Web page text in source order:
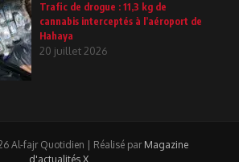
Trafic de drogue : 11,3 kg de
cannabis interceptés à l’aéroport de
Hahaya
20 juillet 2026
Al-fajr Quotidien | Réalisé par Magazine
d'actualités X